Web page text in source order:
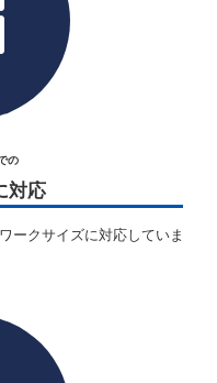
の
対応
ークサイズに対応していま